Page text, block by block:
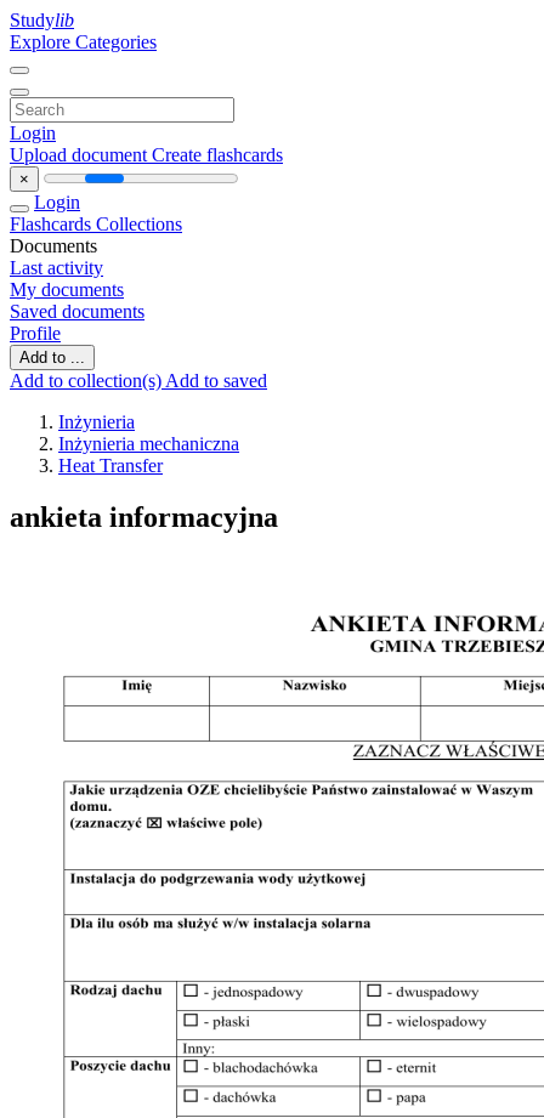
Studylib
Explore Categories
Login
Upload document Create flashcards
×
Login
Flashcards Collections
Documents
Last activity
My documents
Saved documents
Profile
Add to ...
Add to collection(s) Add to saved
Inżynieria
Inżynieria mechaniczna
Heat Transfer
ankieta informacyjna